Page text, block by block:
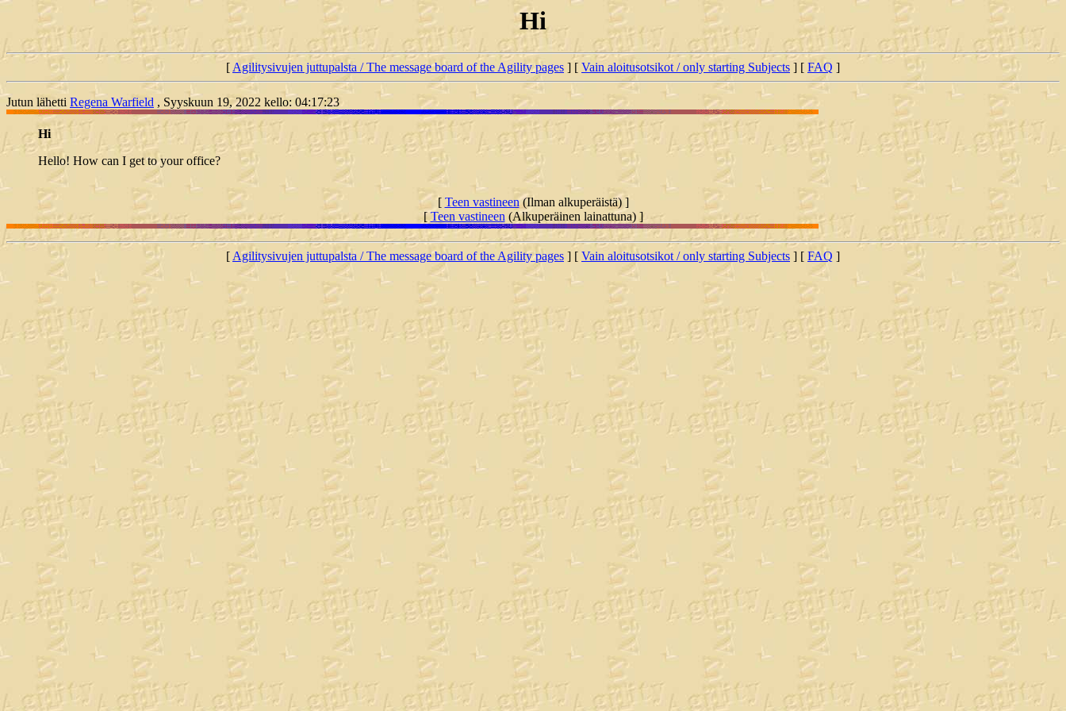
Hi
[Agilitysivujen juttupalsta / The message board of the Agility pages ] [ Vain aloitusotsikot / only starting Subjects ] [ FAQ ]
Jutun lähetti Regena Warfield , Syyskuun 19, 2022 kello: 04:17:23
Hi
Hello! How can I get to your office?
[ Teen vastineen(Ilman alkuperäistä) ]
[Teen vastineen(Alkuperäinen lainattuna) ]
[Agilitysivujen juttupalsta / The message board of the Agility pages ] [ Vain aloitusotsikot / only starting Subjects ] [ FAQ ]